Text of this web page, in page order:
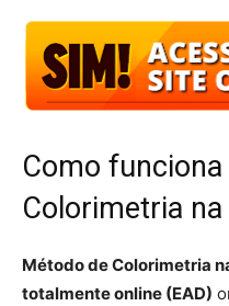
Como
Colorimetria
Método de Colorimetria
totalmente online (EAD)